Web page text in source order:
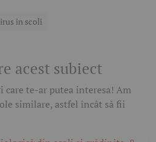
in scoli
acest subiect
care te-ar putea interesa! Am
similare, astfel încât să fii